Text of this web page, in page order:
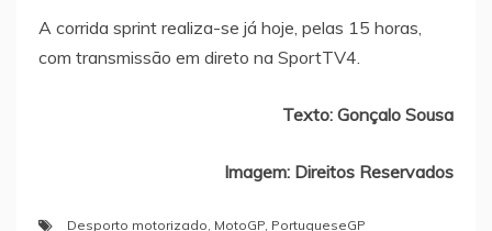
A corrida sprint realiza-se já hoje, pelas 15 horas,
com transmissão em direto na SportTV4.
Texto: Gonçalo Sousa
Imagem: Direitos Reservados
Desporto motorizado MotoGP PortugueseGP